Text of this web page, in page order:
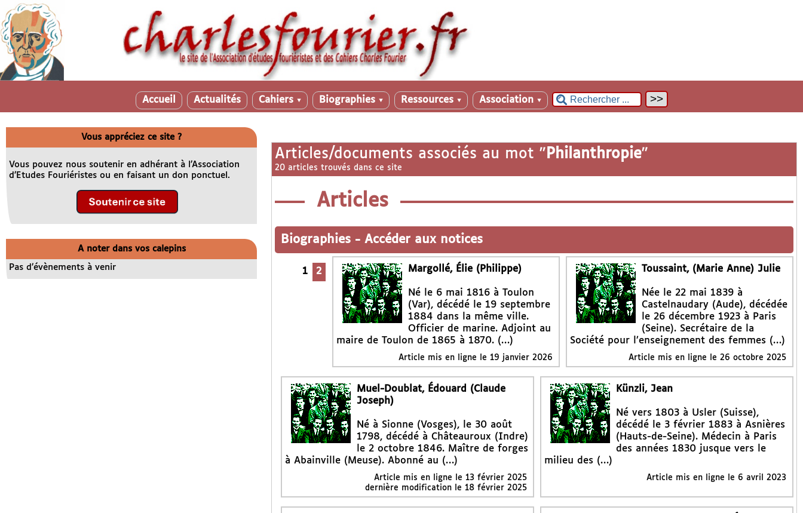
Accueil Actualités Cahiers ▼ Biographies ▼ Ressources ▼ Association ▼
Articles/documents associés au mot " Philanthropie"
20 articles trouvés dans ce site
Articles
Biographies - Accéder aux notices
1 2 Margollé, Élie (Philippe)
Né le 6 mai 1816 à Toulon
(Var), décédé le 19 septembre
1884 dans la même ville.
Officier de marine. Adjoint au
maire de Toulon de 1865 à 1870. (…)
Article mis en ligne le 19 janvier 2026
Toussaint, (Marie Anne) Julie
Née le 22 mai 1839 à
Castelnaudary (Aude), décédée
le 26 décembre 1923 à Paris
(Seine). Secrétaire de la
Société pour l’enseignement des femmes (…)
Article mis en ligne le26 octobre 2025
Muel-Doublat, Édouard (Claude
Joseph)
Né à Sionne (Vosges), le 30 août
1798, décédé à Châteauroux (Indre)
le 2 octobre 1846. Maître de forges
à Abainville (Meuse). Abonné au (…)
Article mis en ligne le 13 février 2025
dernière modification le 18 février 2025
Künzli, Jean
Né vers 1803 à Usler (Suisse),
décédé le 3 février 1883 à Asnières
(Hauts-de-Seine). Médecin à Paris
des années 1830 jusque vers le
milieu des (…)
Article mis en ligne le 6 avril 2023
Vous appréciez ce site ?
Vous pouvez nous soutenir en adhérant à l’Association
d’Etudes Fouriéristes ou en faisant un don ponctuel.
A noter dans vos calepins
Pas d’évènements à venir